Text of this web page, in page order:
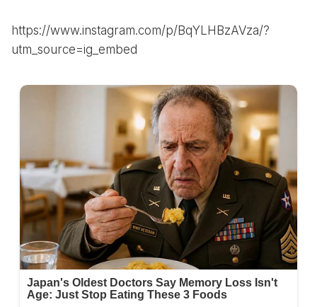
https://www.instagram.com/p/BqYLHBzAVza/?
utm_source=ig_embed